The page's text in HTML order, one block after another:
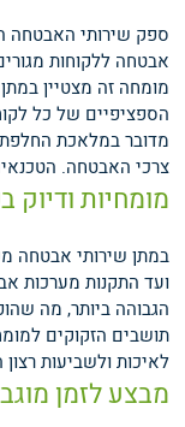
ספק שירותי האבטחה
אבטחה ללקוחות
מומחה זה מצטיין
הספציפיים של כל
מדובר במלאכת
צרכי האבטחה.
מומחיות
במתן שירותי אבטחה
ועד התקנות מערכות
הגבוהה ביותר, מה
תושבים הזקוקים
לאיכות ולשביעות
מבצע לזמן מוגבל: